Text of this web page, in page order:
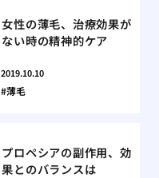
女性の薄毛、治療効果が
ない時の精神的ケア
2019.10.10
薄毛
プロペシアの副作用、効
果とのバランスは